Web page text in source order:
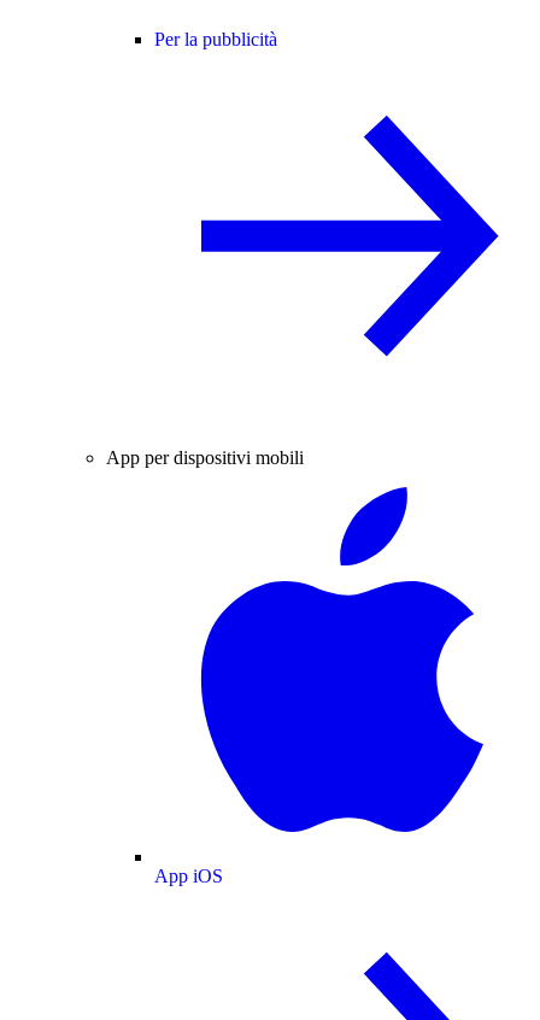
Per la pubblicità
App per dispositivi mobili
App iOS